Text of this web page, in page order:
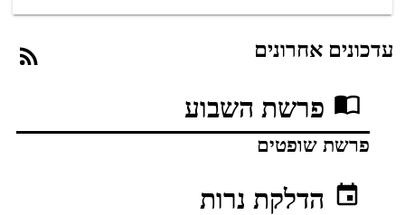
עדכונים אחרונים
פרשת השבוע
פרשת שופטים
הדלקת נרות